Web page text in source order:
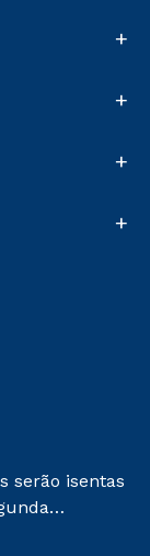
+
+
+
+
serão isentas